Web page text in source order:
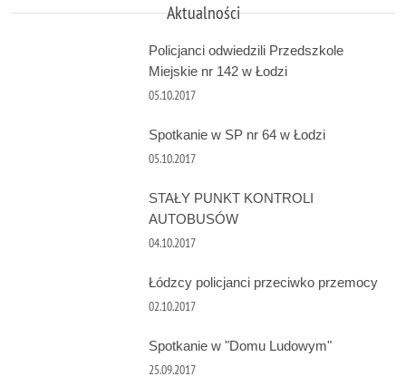
Aktualności
Policjanci odwiedzili Przedszkole
Miejskie nr 142 w Łodzi
05.10.2017
Spotkanie w SP nr 64 w Łodzi
05.10.2017
STAŁY PUNKT KONTROLI
AUTOBUSÓW
04.10.2017
Łódzcy policjanci przeciwko przemocy
02.10.2017
Spotkanie w "Domu Ludowym"
25.09.2017